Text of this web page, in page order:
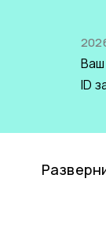
Ваш
ID